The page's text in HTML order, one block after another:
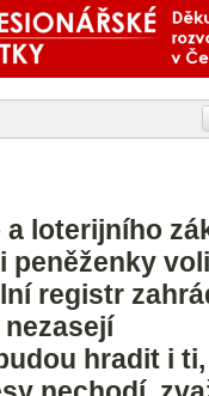
loterijního
peněženky
registr
hradit i